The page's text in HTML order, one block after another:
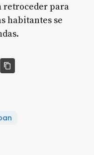
retroceder para
habitantes se